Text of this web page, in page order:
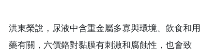
洪東榮說，尿液中含重金屬多寡與環境、飲食和用
藥有關，六價鉻對黏膜有刺激和腐蝕性，也會致